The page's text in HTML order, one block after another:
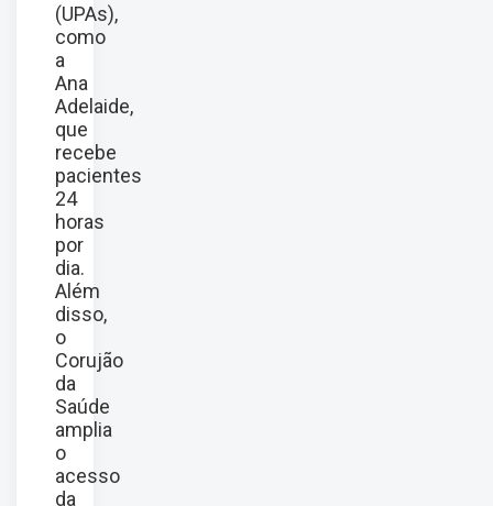
(UPAs),
como
a
Ana
Adelaide,
que
recebe
pacientes
24
horas
por
dia.
Além
disso,
o
Corujão
da
Saúde
amplia
o
acesso
da